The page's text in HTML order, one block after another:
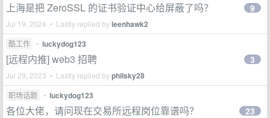
上海是把 ZeroSSL 的证书验证中心给屏蔽了吗？
Jul 19, 2024 • Lastly replied byleenhawk2
9
酷工作 • luckydog123
[远程内推] web3 招聘
Jul 29, 2023 • Lastly replied byphilsky28
3
职场话题 • luckydog123
各位大佬，请问现在交易所远程岗位靠谱吗？ 23